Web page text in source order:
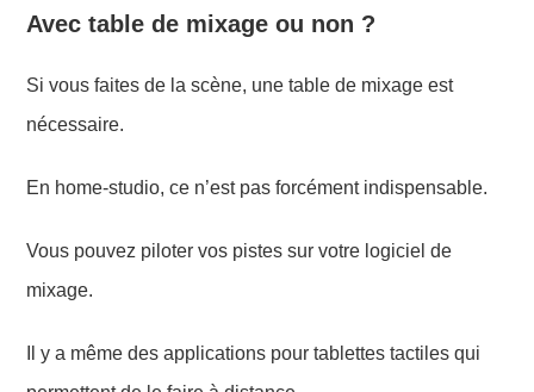
Avec table de mixage ou non ?
Si vous faites de la scène, une table de mixage est
nécessaire.
En home-studio, ce n’est pas forcément indispensable.
Vous pouvez piloter vos pistes sur votre logiciel de
mixage.
Il y a même des applications pour tablettes tactiles qui